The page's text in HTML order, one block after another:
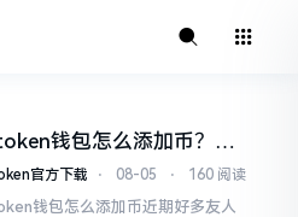
钱包怎么添加币？手
教你轻松搞定
官方下载 ⋅ 08-05 ⋅ 160 阅读
钱包怎么添加币近期好多友人